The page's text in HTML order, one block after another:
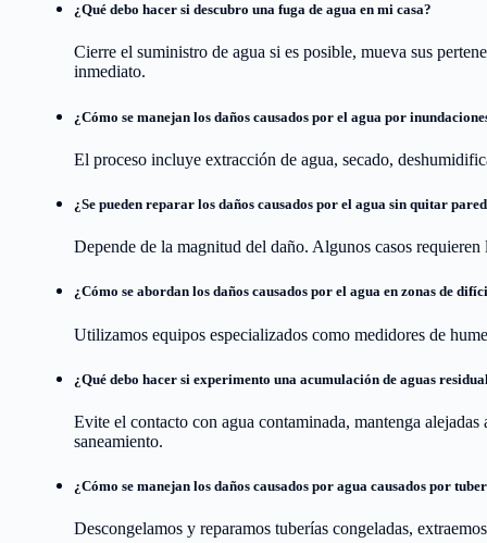
¿Qué debo hacer si descubro una fuga de agua en mi casa?
Cierre el suministro de agua si es posible, mueva sus
inmediato.
¿Cómo se manejan los daños causados ​​por el agua por
El proceso incluye extracción de agua, secado,
¿Se pueden reparar los daños causados ​​por el agua sin quitar
Depende de la magnitud del daño. Algunos casos
¿Cómo se abordan los daños causados ​​por el agua en zonas de
Utilizamos equipos especializados como medidores de
¿Qué debo hacer si experimento una acumulación de aguas
Evite el contacto con agua contaminada, mantenga
saneamiento.
¿Cómo se manejan los daños causados ​​por agua causados ​​por
Descongelamos y reparamos tuberías congeladas,